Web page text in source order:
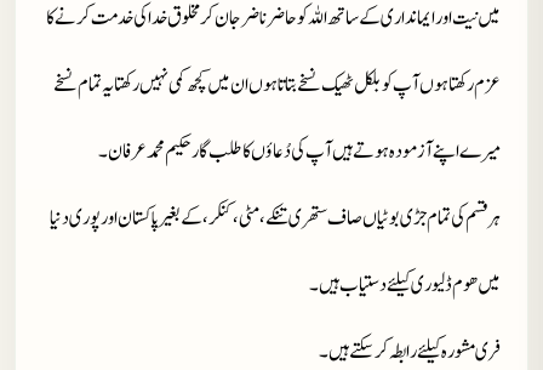
میں نیت اور ایمانداری کے ساتھ اللہ کو حاضر ناضر جان کر مخلوق خدا کی خدمت کرنے کا
عزم رکھتا ہوں آپ کو بلکل ٹھیک نسخے بتاتا ہوں ان میں کچھ کمی نہیں رکھتا یہ تمام نسخے
میرے اپنے آزمودہ ہوتے ہیں آپ کی دُعاؤں کا طلب گار حکیم محمد عرفان۔
ہر قسم کی تمام جڑی بوٹیاں صاف ستھری تنکے، مٹی، کنکر، کے بغیر پاکستان اور پوری دنیا
میں ھوم ڈلیوری کیلئے دستیاب ہیں ۔
فری مشورہ کیلئے رابطہ کر سکتے ہیں۔